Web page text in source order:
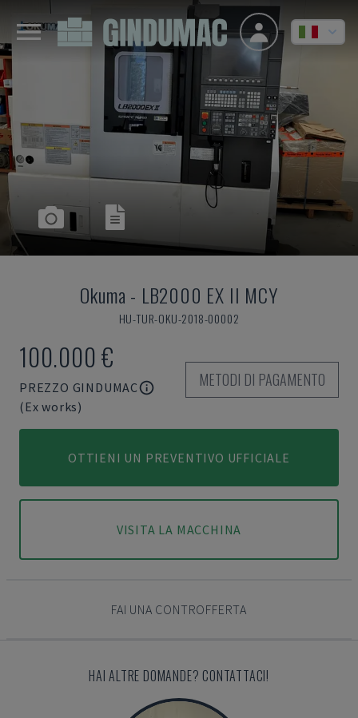
Okuma - LB2000 EX II MCY
HU-TUR-OKU-2018-00002
100.000 €
PREZZO GINDUMAC
(Ex works)
METODI DI PAGAMENTO
OTTIENI UN PREVENTIVO UFFICIALE
VISITA LA MACCHINA
FAI UNA CONTROFFERTA
HAI ALTRE DOMANDE? CONTATTACI!